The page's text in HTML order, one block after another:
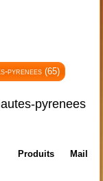
pyrenees (65)
pyrenees
Produits Mail